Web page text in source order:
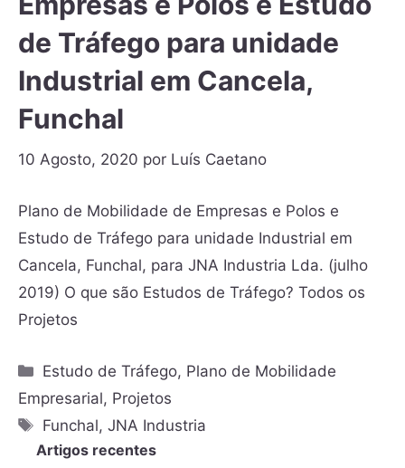
de Tráfego para unidade
Industrial em Cancela,
Funchal
10 Agosto, 2020 por Luís Caetano
Plano de Mobilidade de Empresas e Polos e
Estudo de Tráfego para unidade Industrial em
Cancela, Funchal, para JNA Industria Lda. (julho
2019) O que são Estudos de Tráfego? Todos os
Projetos
Estudo de Tráfego, Plano de Mobilidade
Empresarial, Projetos
Funchal,JNA Industria
Artigos recentes